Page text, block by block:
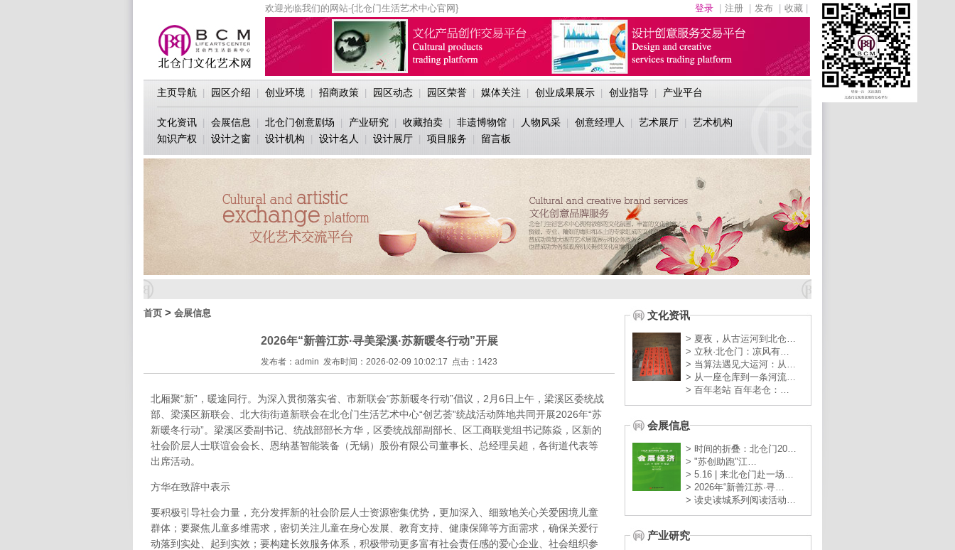
欢迎光临我们的网站-{北仓门生活艺术中心官网} 登录 注册 发布 收藏
主页导航 园区介绍 创业环境 招商政策 园区动态 园区荣誉 媒体关注 创业成果展示 创业指导 产业平台
文化资讯 会展信息 北仓门创意剧场 产业研究 收藏拍卖 非遗博物馆 人物风采 创意经理人 艺术展厅
艺术机构
知识产权
设计之窗 设计机构 设计名人 设计展厅 项目服务 留言板
首页 > 会展信息
2026年“新善江苏·寻美梁溪·苏新暖冬行动”开展
发布者：admin 发布时间：2026-02-09 10:02:17 点击：1423
北厢聚“新”，暖途同行。为深入贯彻落实省、市新联会“苏新暖冬行动”倡议，2月6日上午，梁溪区委统战
部、梁溪区新联会、北大街街道新联会在北仓门生活艺术中心“创艺荟”统战活动阵地共同开展2026年“苏
新暖冬行动”。梁溪区委副书记、统战部部长方华，区委统战部副部长、区工商联党组书记陈焱，区新的
社会阶层人士联谊会会长、恩纳基智能装备（无锡）股份有限公司董事长、总经理吴超，各街道代表等
出席活动。
方华在致辞中表示
要积极引导社会力量，充分发挥新的社会阶层人士资源密集优势，更加深入、细致地关心关爱困境儿童
群体；要聚焦儿童多维需求，密切关注儿童在身心发展、教育支持、健康保障等方面需求，确保关爱行
动落到实处、起到实效；要构建长效服务体系，积极带动更多富有社会责任感的爱心企业、社会组织参
文化资讯
> 夏夜，从古运河到北仓…
> 立秋·北仓门：凉风有…
> 当算法遇见大运河：从…
> 从一座仓库到一条河流…
> 百年老站 百年老仓：…
会展信息
> 时间的折叠：北仓门20…
> "苏创助跑"江…
> 5.16 | 来北仓门赴一场…
> 2026年“新善江苏·寻…
> 读史读城系列阅读活动…
产业研究